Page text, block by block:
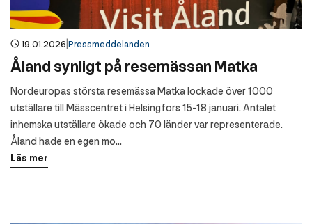
19.01.2026 Pressmeddelanden
Åland synligt på resemässan Matka
Nordeuropas största resemässa Matka lockade över 1000
utställare till Mässcentret i Helsingfors 15-18 januari. Antalet
inhemska utställare ökade och 70 länder var representerade.
Åland hade en egen mo...
Läs mer